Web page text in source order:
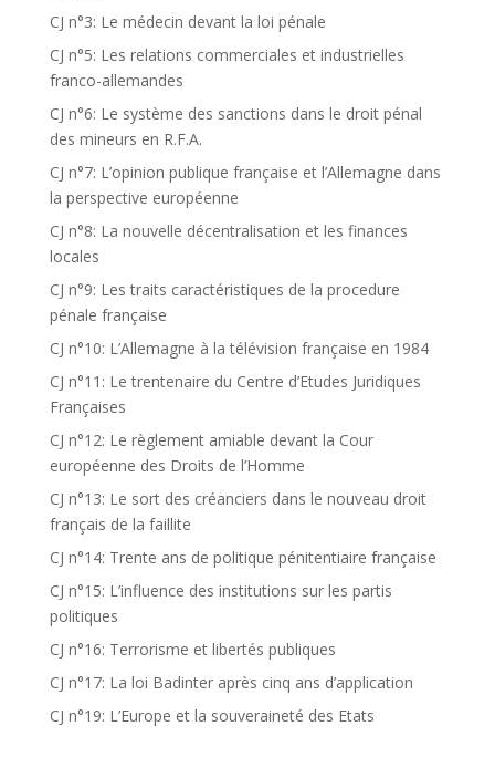
CJ n°3: Le médecin devant la loi pénale
CJ n°5: Les relations commerciales et industrielles
franco-allemandes
CJ n°6: Le système des sanctions dans le droit pénal
des mineurs en R.F.A.
CJ n°7: L’opinion publique française et l’Allemagne dans
la perspective européenne
CJ n°8: La nouvelle décentralisation et les finances
locales
CJ n°9: Les traits caractéristiques de la procedure
pénale française
CJ n°10: L’Allemagne à la télévision française en 1984
CJ n°11: Le trentenaire du Centre d’Etudes Juridiques
Françaises
CJ n°12: Le règlement amiable devant la Cour
européenne des Droits de l’Homme
CJ n°13: Le sort des créanciers dans le nouveau droit
français de la faillite
CJ n°14: Trente ans de politique pénitentiaire française
CJ n°15: L’influence des institutions sur les partis
politiques
CJ n°16: Terrorisme et libertés publiques
CJ n°17: La loi Badinter après cinq ans d’application
CJ n°19: L’Europe et la souveraineté des Etats